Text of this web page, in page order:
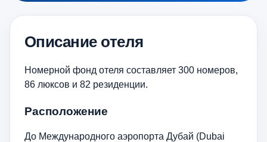
Описание отеля
Номерной фонд отеля составляет 300 номеров,
86 люксов и 82 резиденции.
Расположение
До Международного аэропорта Дубай (Dubai